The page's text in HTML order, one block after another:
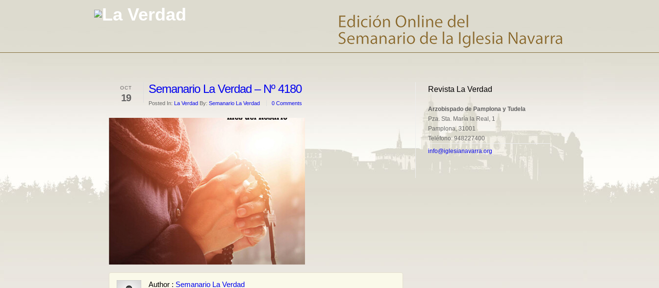
OCT
19
Semanario La Verdad – Nº 4180
Posted In: La Verdad By: Semanario La Verdad 0 Comments
Author : Semanario La Verdad
Revista La Verdad
Arzobispado de Pamplona y Tudela
Pza. Sta. María la Real, 1
Pamplona, 31001
Teléfono: 948227400
info@iglesianavarra.org